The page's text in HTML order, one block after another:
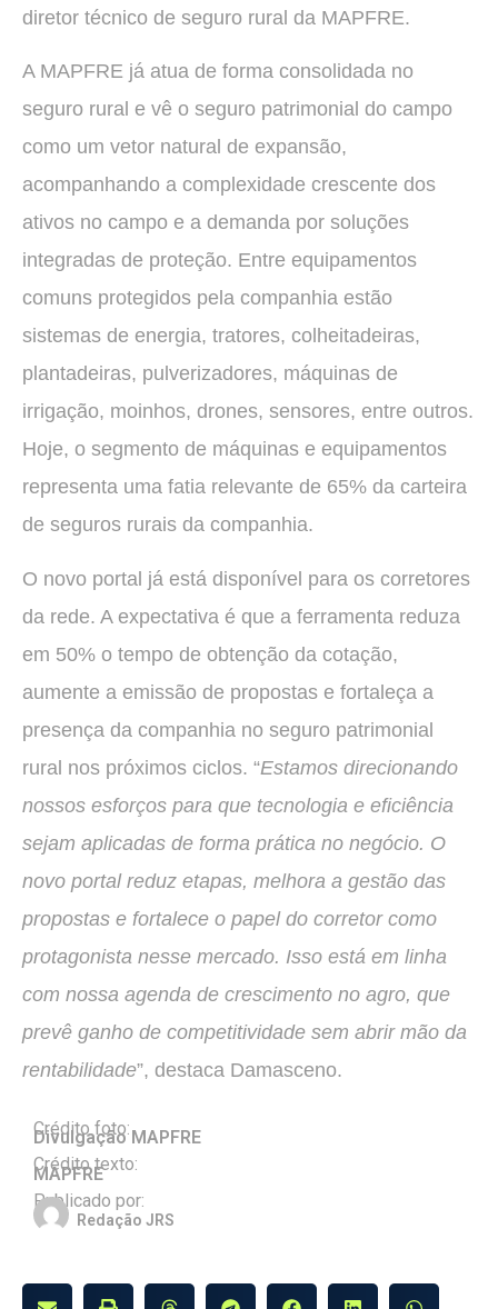
diretor técnico de seguro rural da MAPFRE.
A MAPFRE já atua de forma consolidada no
seguro rural e vê o seguro patrimonial do campo
como um vetor natural de expansão,
acompanhando a complexidade crescente dos
ativos no campo e a demanda por soluções
integradas de proteção. Entre equipamentos
comuns protegidos pela companhia estão
sistemas de energia, tratores, colheitadeiras,
plantadeiras, pulverizadores, máquinas de
irrigação, moinhos, drones, sensores, entre outros.
Hoje, o segmento de máquinas e equipamentos
representa uma fatia relevante de 65% da carteira
de seguros rurais da companhia.
O novo portal já está disponível para os corretores
da rede. A expectativa é que a ferramenta reduza
em 50% o tempo de obtenção da cotação,
aumente a emissão de propostas e fortaleça a
presença da companhia no seguro patrimonial
rural nos próximos ciclos. “Estamos direcionando
nossos esforços para que tecnologia e eficiência
sejam aplicadas de forma prática no negócio. O
novo portal reduz etapas, melhora a gestão das
propostas e fortalece o papel do corretor como
protagonista nesse mercado. Isso está em linha
com nossa agenda de crescimento no agro, que
prevê ganho de competitividade sem abrir mão da
rentabilidade”, destaca Damasceno.
Crédito foto:
Divulgação MAPFRE
Crédito texto:
MAPFRE
Publicado por:
Redação JRS